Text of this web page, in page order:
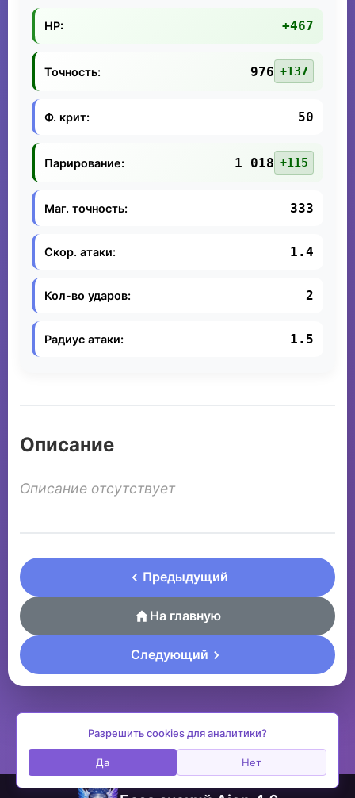
HP: +467
Точность: 976 +137
Ф. крит: 50
Парирование: 1 018 +115
Маг. точность: 333
Скор. атаки: 1.4
Кол-во ударов: 2
Радиус атаки: 1.5
Описание
Описание отсутствует
Предыдущий
На главную
Следующий
Разрешить cookies для аналитики?
Да Нет